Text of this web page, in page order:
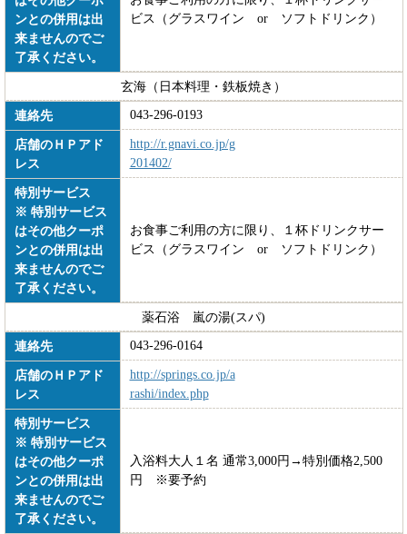
ンとの併用は出
来ませんのでご
了承ください。
ビス（グラスワイン or ソフトドリンク）
玄海（日本料理・鉄板焼き）
連絡先
043-296-0193
店舗のＨＰアド
レス
http://r.gnavi.co.jp/g
201402/
特別サービス
※ 特別サービス
はその他クーポ
ンとの併用は出
来ませんのでご
了承ください。
お食事ご利用の方に限り、１杯ドリンクサー
ビス（グラスワイン or ソフトドリンク）
薬石浴 嵐の湯(スパ)
連絡先
043-296-0164
店舗のＨＰアド
レス
http://springs.co.jp/a
rashi/index.php
特別サービス
※ 特別サービス
はその他クーポ
ンとの併用は出
来ませんのでご
了承ください。
入浴料大人１名 通常3,000円→特別価格2,500
円 ※要予約